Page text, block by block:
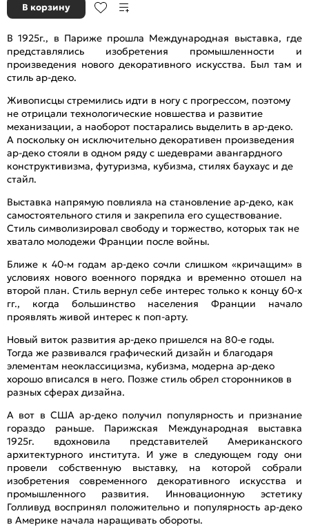
В корзину
В 1925г., в Париже прошла Международная выставка, где
представлялись изобретения промышленности и
произведения нового декоративного искусства. Был там и
стиль ар-деко.
Живописцы стремились идти в ногу с прогрессом, поэтому
не отрицали технологические новшества и развитие
механизации, а наоборот постарались выделить в ар-деко.
А поскольку он исключительно декоративен произведения
ар-деко стояли в одном ряду с шедеврами авангардного
конструктивизма, футуризма, кубизма, стилях баухаус и де
стайл.
Выставка напрямую повлияла на становление ар-деко, как
самостоятельного стиля и закрепила его существование.
Стиль символизировал свободу и торжество, которых так не
хватало молодежи Франции после войны.
Ближе к 40-м годам ар-деко сочли слишком «кричащим» в
условиях нового военного порядка и временно отошел на
второй план. Стиль вернул себе интерес только к концу 60-х
гг., когда большинство населения Франции начало
проявлять живой интерес к поп-арту.
Новый виток развития ар-деко пришелся на 80-е годы.
Тогда же развивался графический дизайн и благодаря
элементам неоклассицизма, кубизма, модерна ар-деко
хорошо вписался в него. Позже стиль обрел сторонников в
разных сферах дизайна.
А вот в США ар-деко получил популярность и признание
гораздо раньше. Парижская Международная выставка
1925г. вдохновила представителей Американского
архитектурного института. И уже в следующем году они
провели собственную выставку, на которой собрали
изобретения современного декоративного искусства и
промышленного развития. Инновационную эстетику
Голливуд воспринял положительно и популярность ар-деко
в Америке начала наращивать обороты.